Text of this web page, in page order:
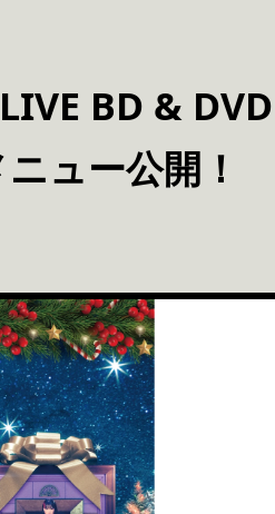
BD & DVD
ュー公開！